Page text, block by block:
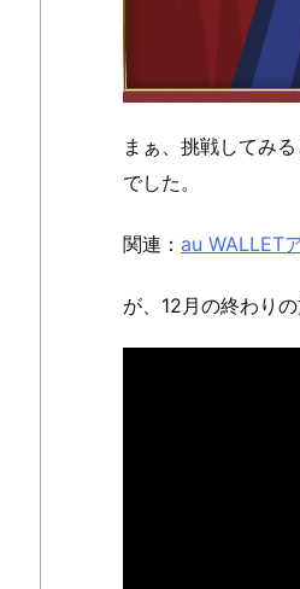
まぁ、挑戦してみ
でした。
関連： au WALLET
が、12月の終わり